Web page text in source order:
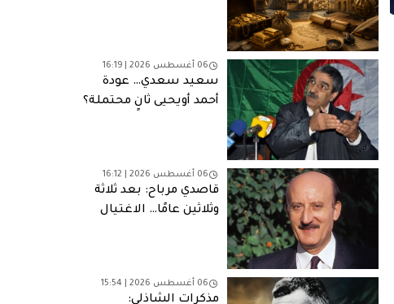
06 أغسطس 2026 | 16:19
سعيد سعدي… عودة
أحمد أويحيى ثانٍ محتملة؟
06 أغسطس 2026 | 16:12
قاصدي مرباح: بعد ثلاثة
وثلاثين عامًا… الاغتيال
06 أغسطس 2026 | 15:54
مذكرات الشاذلي: